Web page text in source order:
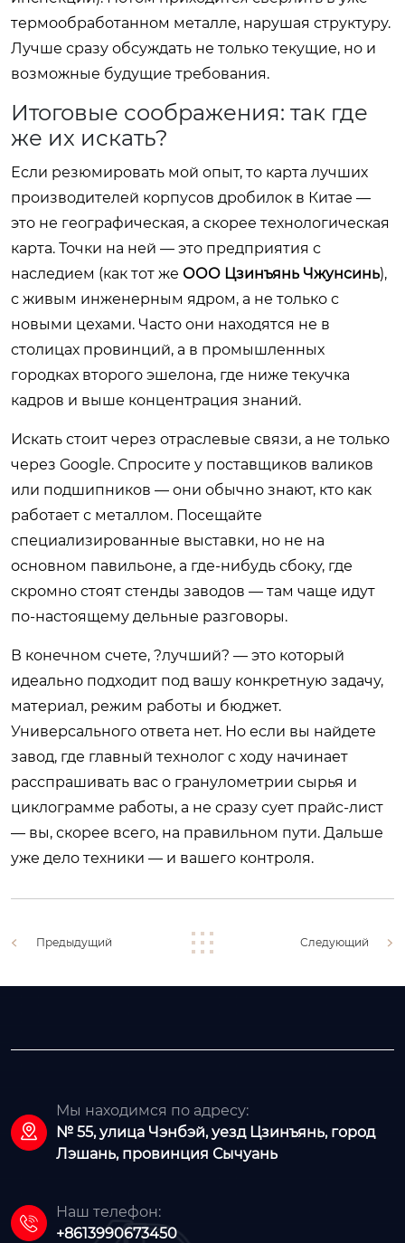
термообработанном металле, нарушая структуру.
Лучше сразу обсуждать не только текущие, но и
возможные будущие требования.
Итоговые соображения: так где
же их искать?
Если резюмировать мой опыт, то карта лучших
производителей корпусов дробилок в Китае —
это не географическая, а скорее технологическая
карта. Точки на ней — это предприятия с
наследием (как тот же ООО Цзинъянь Чжунсинь),
с живым инженерным ядром, а не только с
новыми цехами. Часто они находятся не в
столицах провинций, а в промышленных
городках второго эшелона, где ниже текучка
кадров и выше концентрация знаний.
Искать стоит через отраслевые связи, а не только
через Google. Спросите у поставщиков валиков
или подшипников — они обычно знают, кто как
работает с металлом. Посещайте
специализированные выставки, но не на
основном павильоне, а где-нибудь сбоку, где
скромно стоят стенды заводов — там чаще идут
по-настоящему дельные разговоры.
В конечном счете, ?лучший? — это который
идеально подходит под вашу конкретную задачу,
материал, режим работы и бюджет.
Универсального ответа нет. Но если вы найдете
завод, где главный технолог с ходу начинает
расспрашивать вас о гранулометрии сырья и
циклограмме работы, а не сразу сует прайс-лист
— вы, скорее всего, на правильном пути. Дальше
уже дело техники — и вашего контроля.
Предыдущий Следующий

Мы находимся по адресу:
№ 55, улица Чэнбэй, уезд Цзинъянь, город
Лэшань, провинция Сычуань

Наш телефон:
+8613990673450